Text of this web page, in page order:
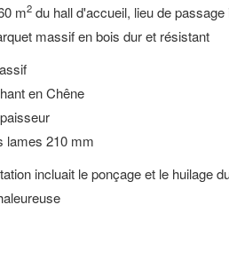
m2 du hall d'accueil, lieu de
massif en bois dur et résistant
en Chêne
lames 210 mm
incluait le ponçage et le huilage